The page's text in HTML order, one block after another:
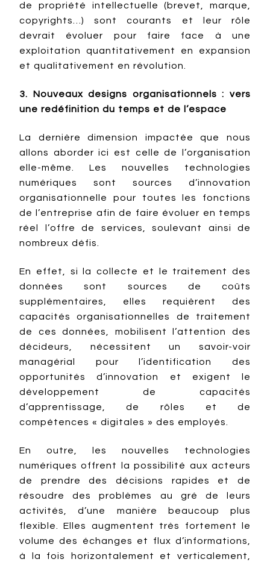
de propriété intellectuelle (brevet, marque,
copyrights…) sont courants et leur rôle
devrait évoluer pour faire face à une
exploitation quantitativement en expansion
et qualitativement en révolution.
3. Nouveaux designs organisationnels : vers
une redéfinition du temps et de l’espace
La dernière dimension impactée que nous
allons aborder ici est celle de l’organisation
elle-même. Les nouvelles technologies
numériques sont sources d’innovation
organisationnelle pour toutes les fonctions
de l’entreprise afin de faire évoluer en temps
réel l’offre de services, soulevant ainsi de
nombreux défis.
En effet, si la collecte et le traitement des
données sont sources de coûts
supplémentaires, elles requièrent des
capacités organisationnelles de traitement
de ces données, mobilisent l’attention des
décideurs, nécessitent un savoir-voir
managérial pour l’identification des
opportunités d’innovation et exigent le
développement de capacités
d’apprentissage, de rôles et de
compétences « digitales » des employés.
En outre, les nouvelles technologies
numériques offrent la possibilité aux acteurs
de prendre des décisions rapides et de
résoudre des problèmes au gré de leurs
activités, d’une manière beaucoup plus
flexible. Elles augmentent très fortement le
volume des échanges et flux d’informations,
à la fois horizontalement et verticalement,